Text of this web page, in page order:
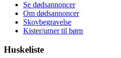
Se dødsannoncer
Om dødsannoncer
Skovbegravelse
Kister/urner til børn
Huskeliste